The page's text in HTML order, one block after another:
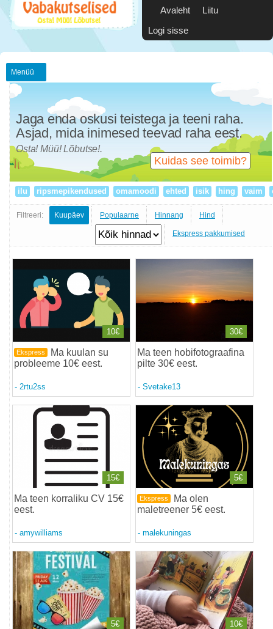
Avaleht
Liitu
Logi sisse
Menüü
Kuidas see toimib?
Jaga enda oskusi teistega ja teeni raha.
Asjad, mida inimesed teevad raha eest.
Osta! Müü! Lõbutse!.
ilu ripsmepikendused omamoodi ehted isik hing vaim
Filtreeri: Kuupäev Populaarne Hinnang Hind
Ekspress pakkumised
Ekspress
Ma kuulan su
probleeme 10€ eest.
- 2rtu2ss
10€
Ma teen hobifotograafina
pilte 30€ eest.
- Svetake13
30€
Ma teen korraliku CV 15€
eest.
- amywilliams
15€
Ekspress
Ma olen
maletreener 5€ eest.
- malekuningas
5€
5€ 10€